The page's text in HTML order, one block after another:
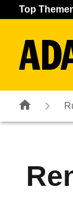
Navigation
Top